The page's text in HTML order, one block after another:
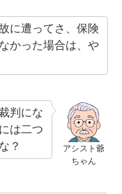
に遭ってさ、保険
かった場合は、や
アシスト爺
ちゃん
判にな
は二つ
？